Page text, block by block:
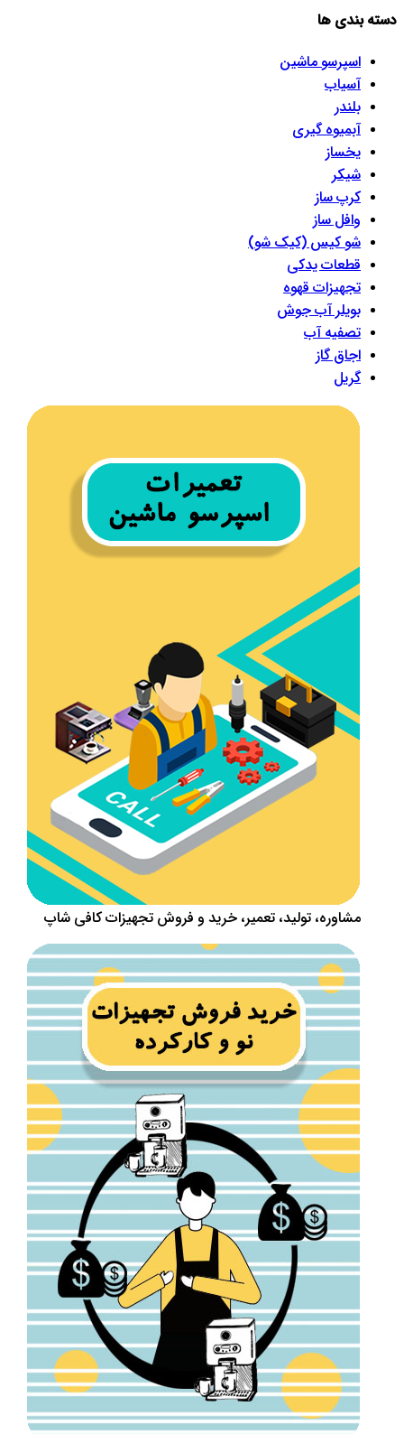
دسته بندی ها
اسپرسو‌ ماشین
آسیاب
بلندر
آبمیوه گیری
یخساز
شیکر
کرپ ساز
وافل ساز
شو کیس (کیک شو)
قطعات یدکی
تجهیزات قهوه
بویلر آب جوش
تصفیه آب
اجاق گاز
گریل
مشاوره، تولید، تعمیر، خرید و فروش تجهیزات کافی شاپ